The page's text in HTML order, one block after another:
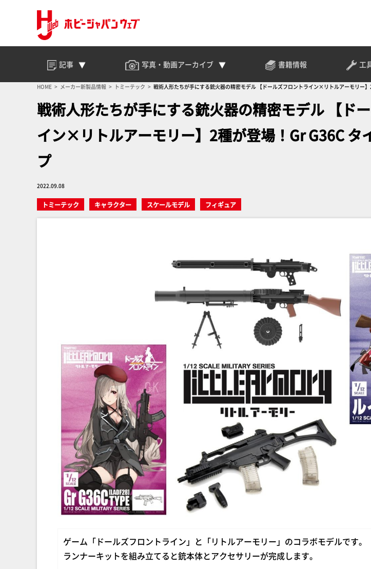
記事 写真・動画アーカイブ 書籍情報 工
HOME メーカー新製品情報 トミーテック 戦術人形たちが手にする銃火器の精密モデル 【ドールズフロントライン×リトルアーモリー
戦術人形たちが手にする銃火器の精密モデル 【ド
イン×リトルアーモリー】2種が登場！Gr G36C タ
プ
2022.09.08
トミーテック キャラクター スケールモデル フィギュア
ゲーム「ドールズフロントライン」と「リトルアーモリー」のコラボモデルです。
ランナーキットを組み立てると銃本体とアクセサリーが完成します。